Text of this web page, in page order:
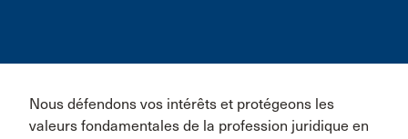
Nous défendons vos intérêts et protégeons les
valeurs fondamentales de la profession juridique en